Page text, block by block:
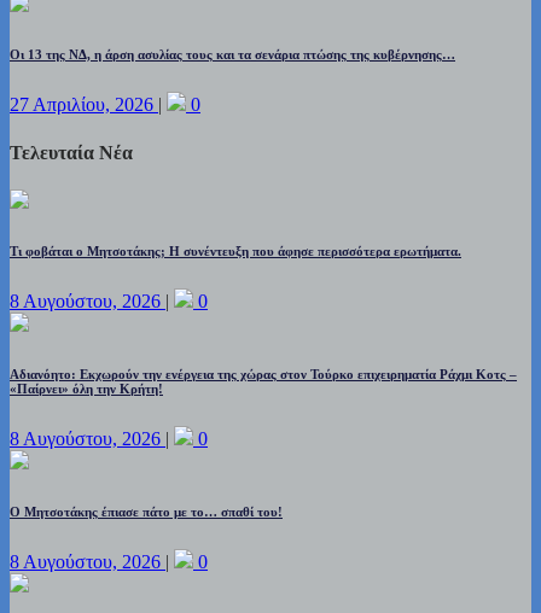
Οι 13 της ΝΔ, η άρση ασυλίας τους και τα σενάρια πτώσης της κυβέρνησης…
27 Απριλίου, 2026 | 0
Τελευταία Νέα
Τι φοβάται ο Μητσοτάκης; Η συνέντευξη που άφησε περισσότερα ερωτήματα.
8 Αυγούστου, 2026 | 0
Αδιανόητο: Εκχωρούν την ενέργεια της χώρας στον Τούρκο επιχειρηματία Ράχμι Κοτς –
«Παίρνει» όλη την Κρήτη!
8 Αυγούστου, 2026 | 0
Ο Μητσοτάκης έπιασε πάτο με το… σπαθί του!
8 Αυγούστου, 2026 | 0